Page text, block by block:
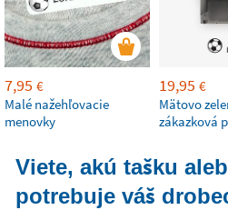
7,95 €
Malé nažehľovacie
menovky
19,95 €
Mätovo
zákazková
Viete, akú tašku
potrebuje váš